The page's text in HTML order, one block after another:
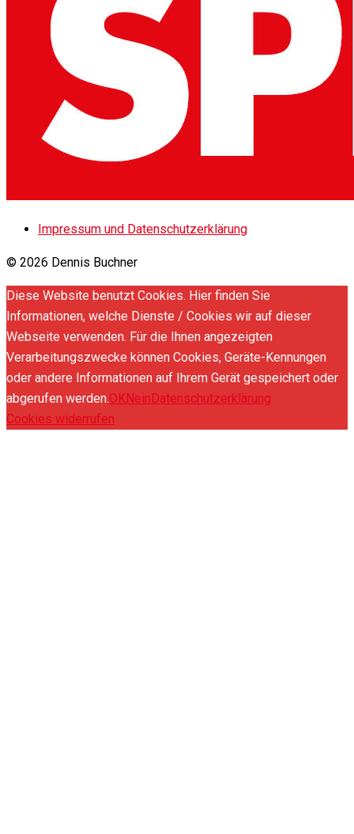
Impressum und Datenschutzerklärung
© 2026 Dennis Buchner
Diese Website benutzt Cookies. Hier finden Sie
Informationen, welche Dienste / Cookies wir auf dieser
Webseite verwenden. Für die Ihnen angezeigten
Verarbeitungszwecke können Cookies, Geräte-Kennungen
oder andere Informationen auf Ihrem Gerät gespeichert oder
abgerufen werden.OKNeinDatenschutzerklärung
Cookies widerrufen